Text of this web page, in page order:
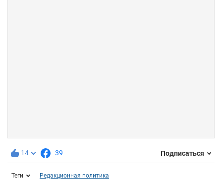
14 39 Подписаться
Теги Редакционная политика